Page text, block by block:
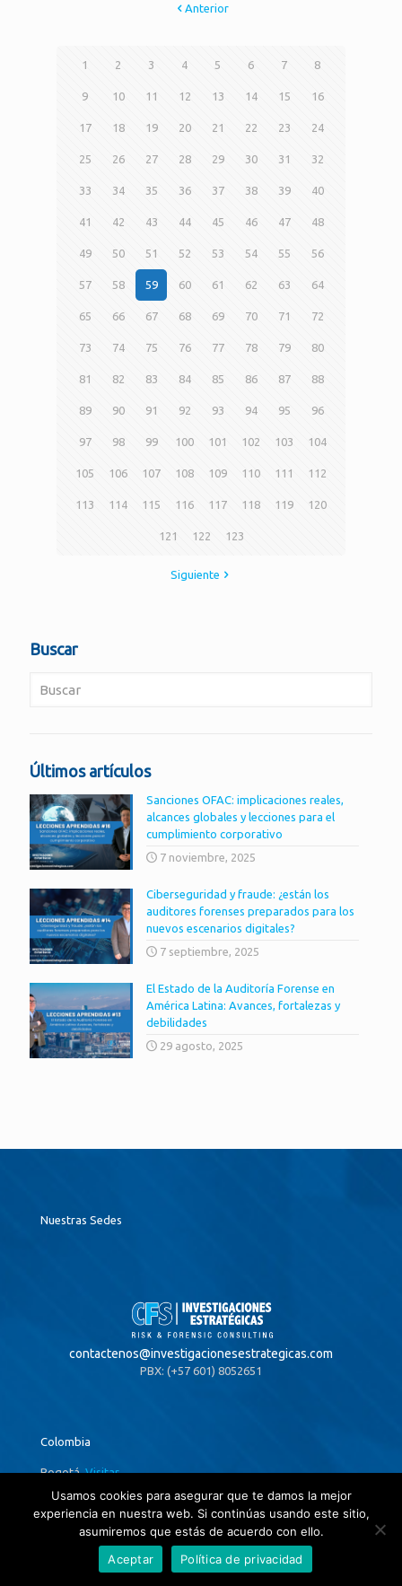
Anterior
1 2 3 4 5 6 7 8
9 10 11 12 13 14 15 16
17 18 19 20 21 22 23 24
25 26 27 28 29 30 31 32
33 34 35 36 37 38 39 40
41 42 43 44 45 46 47 48
49 50 51 52 53 54 55 56
57 58 59 60 61 62 63 64
65 66 67 68 69 70 71 72
73 74 75 76 77 78 79 80
81 82 83 84 85 86 87 88
89 90 91 92 93 94 95 96
97 98 99 100 101 102 103 104
105 106 107 108 109 110 111 112
113 114 115 116 117 118 119 120
121 122 123
Siguiente
Buscar
Últimos artículos
Sanciones OFAC: implicaciones reales,
alcances globales y lecciones para el
cumplimiento corporativo
7 noviembre, 2025
Ciberseguridad y fraude: ¿están los
auditores forenses preparados para los
nuevos escenarios digitales?
7 septiembre, 2025
El Estado de la Auditoría Forense en
América Latina: Avances, fortalezas y
debilidades
29 agosto, 2025
Nuestras Sedes
contactenos@investigacionesestrategicas.com
PBX: (+57 601) 8052651
Colombia
Bogotá,Visitar
Centro Empresarial 4
Carrera 13 # 94a-44 Of. 302
PBX: (+57 601) 8052651
Usamos cookies para asegurar que te damos la mejor
experiencia en nuestra web. Si continúas usando este sitio,
asumiremos que estás de acuerdo con ello.
Aceptar
Política de privacidad